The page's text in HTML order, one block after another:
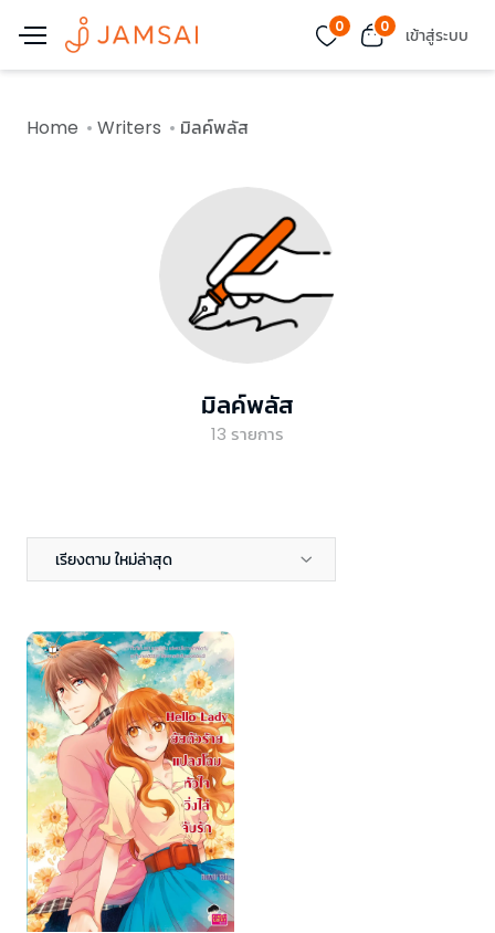
0 0 เข้าสู่ระบบ
Home Writers มิลค์พลัส
มิลค์พลัส
13 รายการ
เรียงตาม ใหม่ล่าสุด